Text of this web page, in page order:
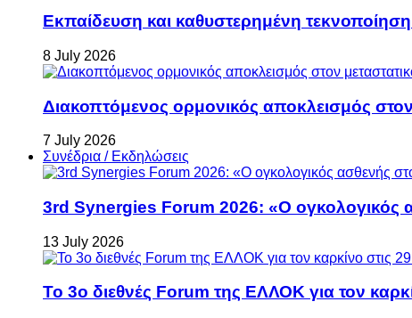
Εκπαίδευση και καθυστερημένη
8 July 2026
Διακοπτόμενος ορμονικός αποκλεισμός στον
7 July 2026
Συνέδρια / Εκδηλώσεις
3rd Synergies Forum 2026: «Ο ογκολογικός
13 July 2026
Το 3ο διεθνές Forum της ΕΛΛΟΚ για τον